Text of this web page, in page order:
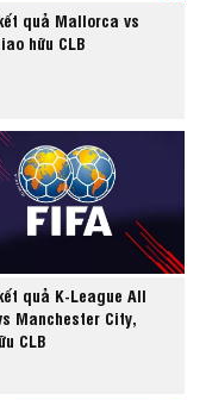
quả Mallorca vs
hữu CLB
quả K-League All
Manchester City,
CLB